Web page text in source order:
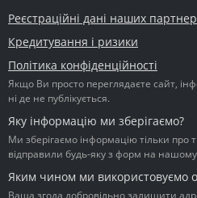
Реєстраційні дані наших
Кредитування і ризики
Політика конфіденційності
Якщо Ви просто переглядаєте сайт,
ні де не публікується.
Яку інформацію ми зберігаємо?
Ми зберігаємо інформацію тільки про
відправили будь-яку з форм на нашому
Яким чином ми використовуємо